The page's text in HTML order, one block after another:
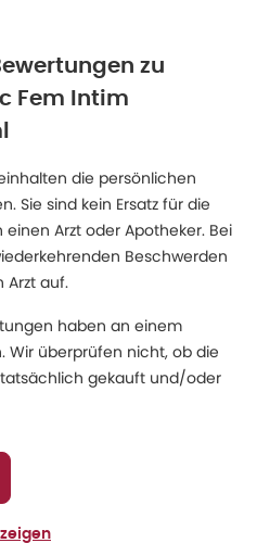
zu
Fem Intim
die persönlichen
Sie sind kein Ersatz für die
Arzt oder Apotheker. Bei
Beschwerden
Arzt auf.
haben an einem
Wir überprüfen nicht, ob die
gekauft und/oder